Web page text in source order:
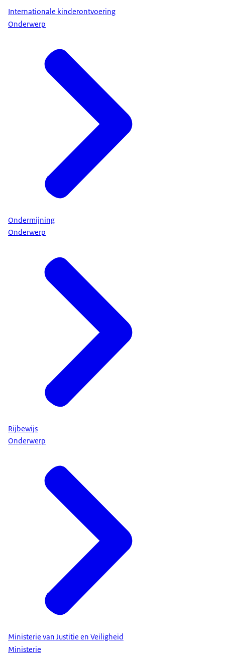
Internationale kinderontvoering
Onderwerp
Ondermijning
Onderwerp
Rijbewijs
Onderwerp
Ministerie van Justitie en Veiligheid
Ministerie